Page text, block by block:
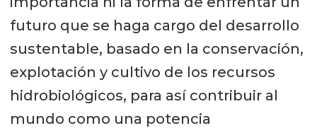
futuro que se haga cargo del desarrollo
sustentable, basado en la conservación,
explotación y cultivo de los recursos
hidrobiológicos, para así contribuir al
mundo como una potencia